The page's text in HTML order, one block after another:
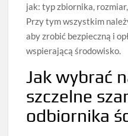
jak: typ zbiornika,
Przy tym wszystkim
aby zrobić bezpieczną i
wspierającą środowisko.
Jak wybrać
szczelne
odbiornika